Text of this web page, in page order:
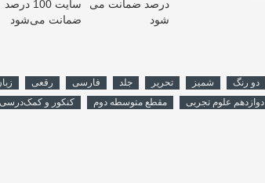
دو رنگ شمیز تحریر جلد فارسی رقعی
دوازدهم علوم تجربی مقطع متوسطه دوم کنکور و کمک‌درسی